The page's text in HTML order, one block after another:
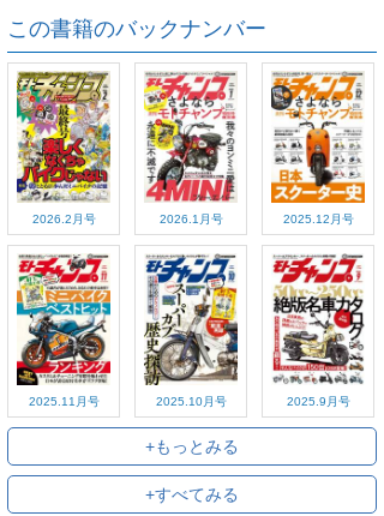
この書籍のバックナンバー
2026.2月号 2026.1月号 2025.12月号
2025.11月号 2025.10月号 2025.9月号
+もっとみる
+すべてみる